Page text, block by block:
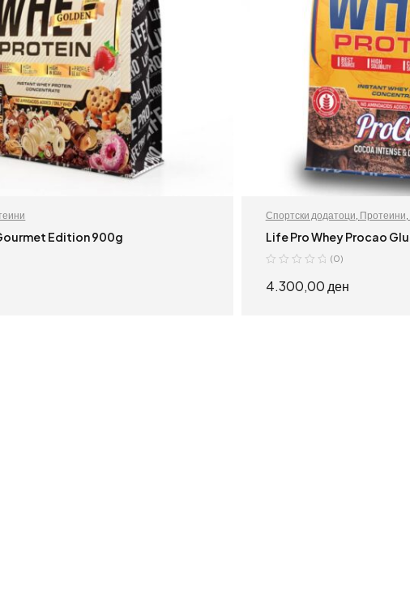
Edition 900g
Спортски додатоци, Протеини,
Life Pro Whey Procao
(0)
4.300,00ден